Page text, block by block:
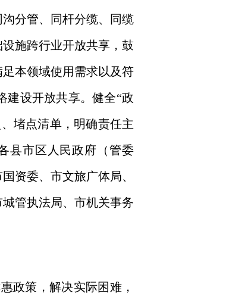
分管、同杆分缆、同缆
施跨行业开放共享，鼓
本领域使用需求以及符
建设开放共享。健全“政
堵点清单，明确责任主
县市区人民政府（管委
资委、市文旅广体局、
管执法局、市机关事务
政策，解决实际困难，